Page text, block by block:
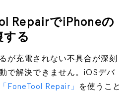
RepairでiPhoneの
する
が充電されない不具合が深刻
で解決できません。iOSデバ
FoneTool Repair」
を使うこと